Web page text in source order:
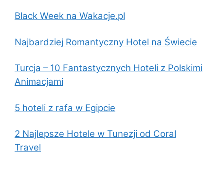
Black Week na Wakacje.pl
Najbardziej Romantyczny Hotel na Świecie
Turcja – 10 Fantastycznych Hoteli z Polskimi
Animacjami
5 hoteli z rafa w Egipcie
2 Najlepsze Hotele w Tunezji od Coral
Travel